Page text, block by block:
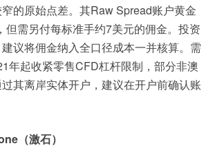
的原始点差。其Raw Spread账户黄金
但需另付每标准手约7美元的佣金。投资
议将佣金纳入全口径成本一并核算。需
年起收紧零售CFD杠杆限制，部分非澳
其离岸实体开户，建议在开户前确认账
（激石）